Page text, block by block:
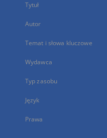
Tytuł
Autor
Temat i słowa kluczowe
Wydawca
Typ zasobu
Język
Prawa